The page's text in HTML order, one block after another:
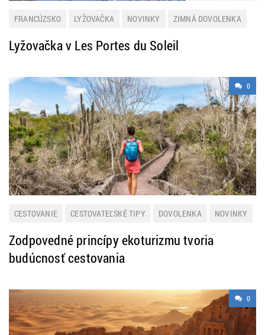
FRANCÚZSKO LYŽOVAČKA NOVINKY ZIMNÁ DOVOLENKA
Lyžovačka v Les Portes du Soleil
0
CESTOVANIE CESTOVATEĽSKÉ TIPY DOVOLENKA
NOVINKY
PRAKTICKÉ INFORMÁCIE
ZAHRANIČIE
ZAUJÍMAVOSTI
Zodpovedné princípy ekoturizmu tvoria
budúcnosť cestovania
0